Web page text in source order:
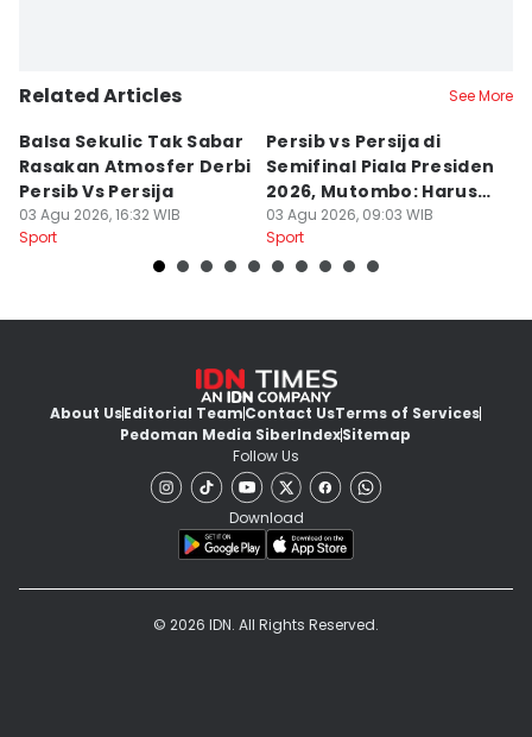
Related Articles See More
Balsa Sekulic Tak Sabar
Rasakan Atmosfer Derbi
Persib Vs Persija
03 Agu 2026, 16:32 WIB
Sport
Persib vs Persija di
Semifinal Piala Presiden
2026, Mutombo: Harus
Menang
03 Agu 2026, 09:03 WIB
Sport
About UsEditorial TeamContact UsTerms of Services
Pedoman Media SiberIndexSitemap
Follow Us
Download
© 2026 IDN. All Rights Reserved.